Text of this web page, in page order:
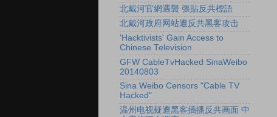
北戴河官網遇襲 張貼反共標語
北戴河政府网站遭反共黑客攻击
'Hacktivists' Gain Access to
Chinese Television
GFW CableTvHacked SinaWeibo
20140803
Sina Weibo Censors "Cable TV
Hacked"
温州电视疑遭黑客插播反共画面 中